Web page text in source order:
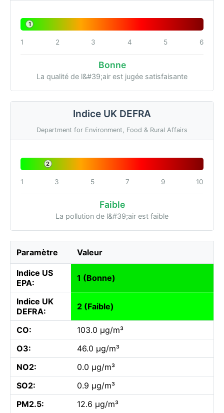
1
1 2 3 4 5 6
Bonne
La qualité de l&#39;air est jugée satisfaisante
Indice UK DEFRA
Department for Environment, Food & Rural Affairs
2
1 3 5 7 9 10
Faible
La pollution de l&#39;air est faible
Paramètre Valeur
Indice US
EPA:
1 (Bonne)
Indice UK
DEFRA:
2 (Faible)
CO:
103.0 µg/m³
O3:
46.0 µg/m³
NO2:
0.0 µg/m³
SO2:
0.9 µg/m³
PM2.5:
12.6 µg/m³